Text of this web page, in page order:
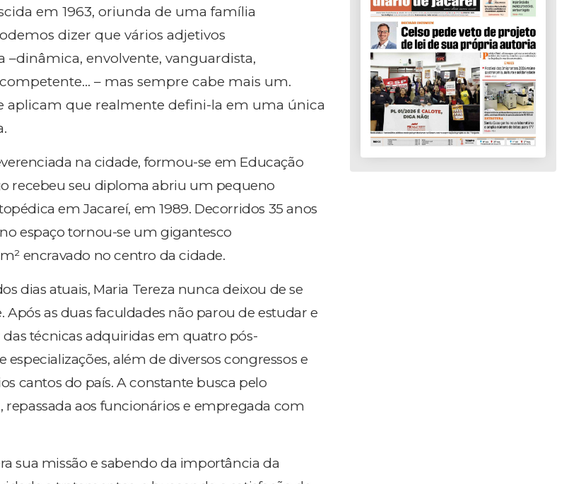
em 1963, oriunda de uma família
dizer que vários adjetivos
–dinâmica, envolvente, vanguardista,
– mas sempre cabe mais um.
aplicam que realmente defini-la em uma única
na cidade, formou-se em Educação
recebeu seu diploma abriu um pequeno
em Jacareí, em 1989. Decorridos 35 anos
espaço tornou-se um gigantesco
encravado no centro da cidade.
dias atuais, Maria Tereza nunca deixou de se
Após as duas faculdades não parou de estudar e
técnicas adquiridas em quatro pós-
além de diversos congressos e
cantos do país. A constante busca pelo
aos funcionários e empregada com
sua missão e sabendo da importância da